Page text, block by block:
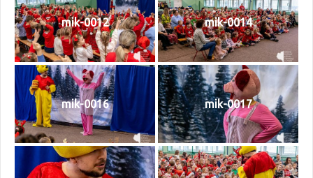
mik-0012 mik-0014
mik-0016 mik-0017